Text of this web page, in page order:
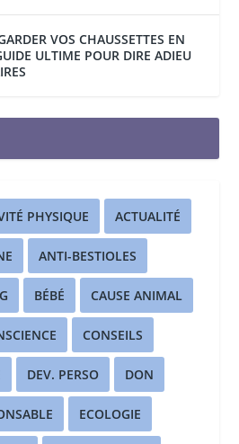
VOS CHAUSSETTES EN
ULTIME POUR DIRE ADIEU
PHYSIQUE ACTUALITÉ
ANTI-BESTIOLES
BÉBÉ CAUSE ANIMAL
CONSEILS
DEV. PERSO DON
ECOLOGIE